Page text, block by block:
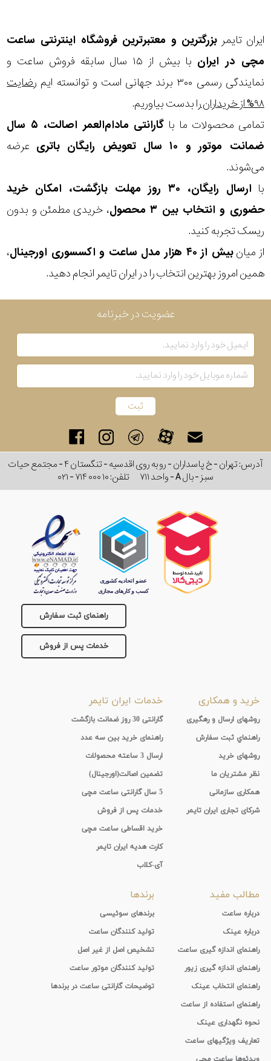
ایران تایمر بزرگترین و معتبرترین فروشگاه اینترنتی ساعت
مچی در ایران
با بیش از ۱۵ سال سابقه فروش ساعت و
نمایندگی رسمی ۳۰۰ برند جهانی است و توانسته ایم
رضایت
۹۸% از خریداران
را بدست بیاوریم.
تمامی محصولات ما با
گارانتی مادام‌العمر اصالت، ۵ سال
ضمانت موتور و ۱۰ سال تعویض رایگان باتری
عرضه
می‌شوند.
با
ارسال رایگان، ۳۰ روز مهلت بازگشت، امکان خرید
حضوری و انتخاب بین ۳ محصول
، خریدی مطمئن و بدون
ریسک تجربه کنید.
از میانبیش از ۴۰ هزار مدل ساعت و اکسسوری اورجینال
،
همین امروز بهترین انتخاب را در ایران تایمر انجام دهید.
عضویت در خبرنامه
آدرس: تهران - خ پاسداران - رو به روی اقدسیه - تنگستان ۴ - مجتمع حیات
سبز - بال A - واحد ۷۱۱
تلفن:۰۲۱ - ۷۱۴ ۰۰۰ ۱۰
راهنمای ثبت سفارش
خدمات پس از فروش
خرید و همکاری
روشهای ارسال و رهگیری
راهنماي ثبت سفارش
روشهای خرید
نظر مشتریان ما
همکاری سازمانی
شرکای تجاری ایران تایمر
خدمات ایران تایمر
گارانتی 30 روز ضمانت بازگشت
راهنمای خرید بین سه عدد
ارسال 3 ساعته محصولات
تضمین اصالت(اورجینال)
5 سال گارانتی ساعت مچی
خدمات پس از فروش
خرید اقساطی ساعت مچی
کارت هدیه ایران تایمر
آی-کلاب
مطالب مفید
درباره ساعت
درباره عینک
راهنمای اندازه گیری ساعت
راهنمای اندازه گیری زیور
راهنمای انتخاب عینک
راهنمای استفاده از ساعت
نحوه نگهداری عینک
تعاریف ویژگیهای ساعت
برندها
برندهای سوئیسی
تولید کنندگان ساعت
تشخیص اصل از غیر اصل
تولید کنندگان موتور ساعت
توضیحات گارانتی ساعت در برندها